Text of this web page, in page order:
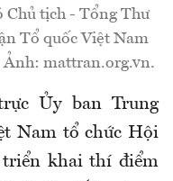
Chủ tịch - Tổng Thư
Tổ quốc Việt Nam
Ảnh: mattran.org.vn.
Ủy ban Trung
Nam tổ chức Hội
triển khai thí điểm